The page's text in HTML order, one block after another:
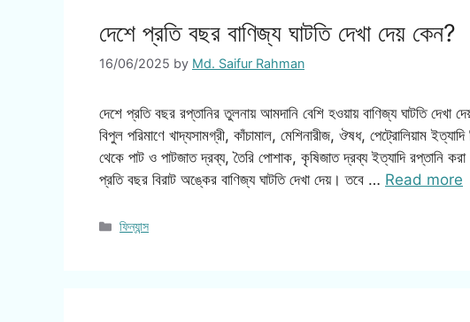
দেশে প্রতি বছর বাণিজ্য ঘাটতি দেখা দেয় কেন?
16/06/2025 by Md. Saifur Rahman
দেশে প্রতি বছর রপ্তানির তুলনায় আমদানি বেশি হওয়ায় বাণিজ্য ঘাটতি দেখা
বিপুল পরিমাণে খাদ্যসামগ্রী, কাঁচামাল, মেশিনারীজ, ঔষধ, পেট্রোলিয়াম
থেকে পাট ও পাটজাত দ্রব্য, তৈরি পোশাক, কৃষিজাত দ্রব্য ইত্যাদি রপ্তানি
প্রতি বছর বিরাট অঙ্কের বাণিজ্য ঘাটতি দেখা দেয়। তবে … Read more
Categories
ফিন্যান্স